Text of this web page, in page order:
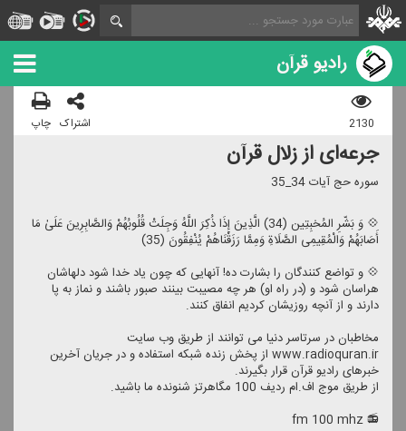
رادیو قرآن
2130 اشتراک چاپ
جرعه‌ای از زلال قرآن
سوره حج آیات 34_35
💠 وَ بَشّرِ المُخبِتِین (34) الَّذِینَ إِذَا ذُكِرَ اللَّهُ وَجِلَتْ قُلُوبُهُمْ وَالصَّابِرِینَ عَلَىٰ مَا
أَصَابَهُمْ وَالْمُقِیمِی الصَّلَاةِ وَمِمَّا رَزَقْنَاهُمْ یُنْفِقُونَ (35)
💠 و تواضع كنندگان را بشارت ده! آنهایی كه چون یاد خدا شود دلهاشان
هراسان شود و (در راه او) هر چه مصیبت بینند صبور باشند و نماز به پا
دارند و از آنچه روزیشان كردیم انفاق كنند.
مخاطبان در سرتاسر دنیا می توانند از طریق وب سایت
www.radioquran.ir از پخش زنده شبكه استفاده و در جریان آخرین
خبرهای رادیو قرآن قرار بگیرند.
از طریق موج اف.ام ردیف 100 مگاهرتز شنونده ما باشید.
📻 fm 100 mhz